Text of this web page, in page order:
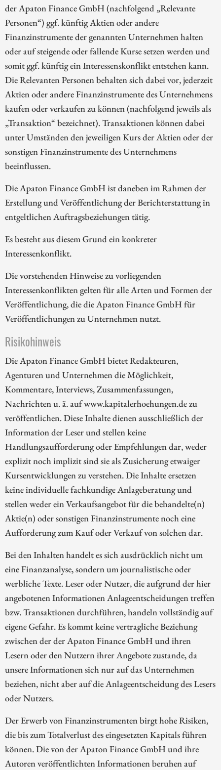
der Apaton Finance GmbH (nachfolgend „Relevante
Personen“) ggf. künftig Aktien oder andere
Finanzinstrumente der genannten Unternehmen halten
oder auf steigende oder fallende Kurse setzen werden und
somit ggf. künftig ein Interessenskonflikt entstehen kann.
Die Relevanten Personen behalten sich dabei vor, jederzeit
Aktien oder andere Finanzinstrumente des Unternehmens
kaufen oder verkaufen zu können (nachfolgend jeweils als
„Transaktion“ bezeichnet). Transaktionen können dabei
unter Umständen den jeweiligen Kurs der Aktien oder der
sonstigen Finanzinstrumente des Unternehmens
beeinflussen.
Die Apaton Finance GmbH ist daneben im Rahmen der
Erstellung und Veröffentlichung der Berichterstattung in
entgeltlichen Auftragsbeziehungen tätig.
Es besteht aus diesem Grund ein konkreter
Interessenkonflikt.
Die vorstehenden Hinweise zu vorliegenden
Interessenkonflikten gelten für alle Arten und Formen der
Veröffentlichung, die die Apaton Finance GmbH für
Veröffentlichungen zu Unternehmen nutzt.
Risikohinweis
Die Apaton Finance GmbH bietet Redakteuren,
Agenturen und Unternehmen die Möglichkeit,
Kommentare, Interviews, Zusammenfassungen,
Nachrichten u. ä. auf www.kapitalerhoehungen.de zu
veröffentlichen. Diese Inhalte dienen ausschließlich der
Information der Leser und stellen keine
Handlungsaufforderung oder Empfehlungen dar, weder
explizit noch implizit sind sie als Zusicherung etwaiger
Kursentwicklungen zu verstehen. Die Inhalte ersetzen
keine individuelle fachkundige Anlageberatung und
stellen weder ein Verkaufsangebot für die behandelte(n)
Aktie(n) oder sonstigen Finanzinstrumente noch eine
Aufforderung zum Kauf oder Verkauf von solchen dar.
Bei den Inhalten handelt es sich ausdrücklich nicht um
eine Finanzanalyse, sondern um journalistische oder
werbliche Texte. Leser oder Nutzer, die aufgrund der hier
angebotenen Informationen Anlageentscheidungen treffen
bzw. Transaktionen durchführen, handeln vollständig auf
eigene Gefahr. Es kommt keine vertragliche Beziehung
zwischen der der Apaton Finance GmbH und ihren
Lesern oder den Nutzern ihrer Angebote zustande, da
unsere Informationen sich nur auf das Unternehmen
beziehen, nicht aber auf die Anlageentscheidung des Lesers
oder Nutzers.
Der Erwerb von Finanzinstrumenten birgt hohe Risiken,
die bis zum Totalverlust des eingesetzten Kapitals führen
können. Die von der Apaton Finance GmbH und ihre
Autoren veröffentlichten Informationen beruhen auf